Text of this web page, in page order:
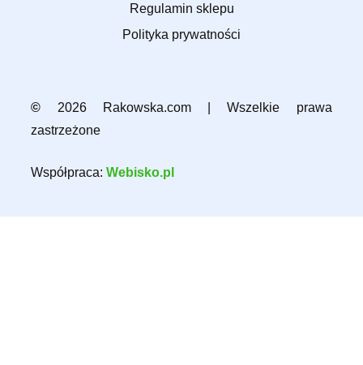
Regulamin sklepu
Polityka prywatności
© 2026 Rakowska.com | Wszelkie prawa
zastrzeżone
Współpraca:Webisko.pl